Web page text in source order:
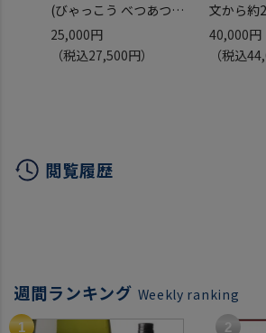
(びゃっこう べつあつら
え) 純米大吟醸 720ml
BYAKKO BESPOKE 山形
25,000円
（税込27,500円）
文から約
予定 朝日
TSUGU
40,000円
（税込
閲覧履歴
週間ランキング Weekly ranking